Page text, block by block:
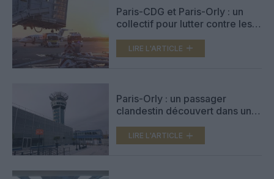
Paris-CDG et Paris-Orly : un
collectif pour lutter contre les
piste
LIRE L'ARTICLE
Paris-Orly : un passager
clandestin découvert dans un
LIRE L'ARTICLE